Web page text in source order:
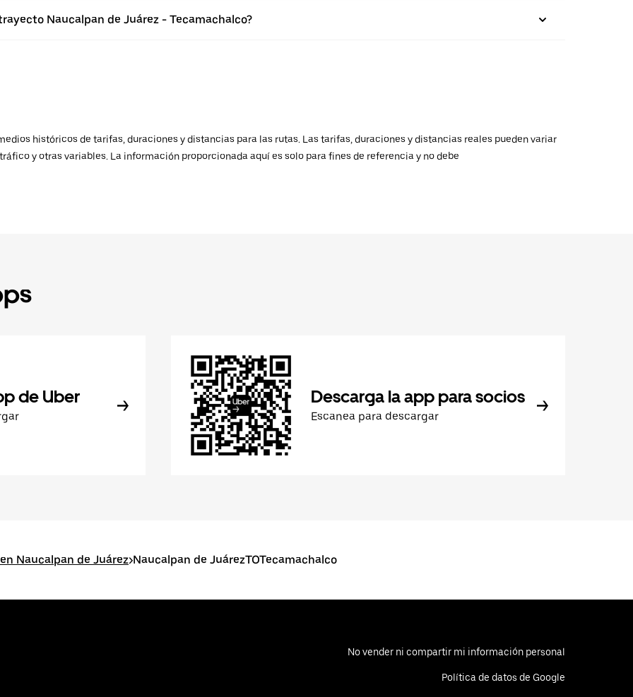
Naucalpan de Juárez - Tecamachalco?
históricos de tarifas, duraciones y distancias para las rutas. Las tarifas, duraciones y distancias reales pueden variar
y otras variables. La información proporcionada aquí es solo para fines de referencia y no debe
de Uber Descarga la app para socios
Escanea para descargar
Naucalpan de Juárez>Naucalpan de JuárezTOTecamachalco
No vender ni compartir mi información personal
Política de datos de Google